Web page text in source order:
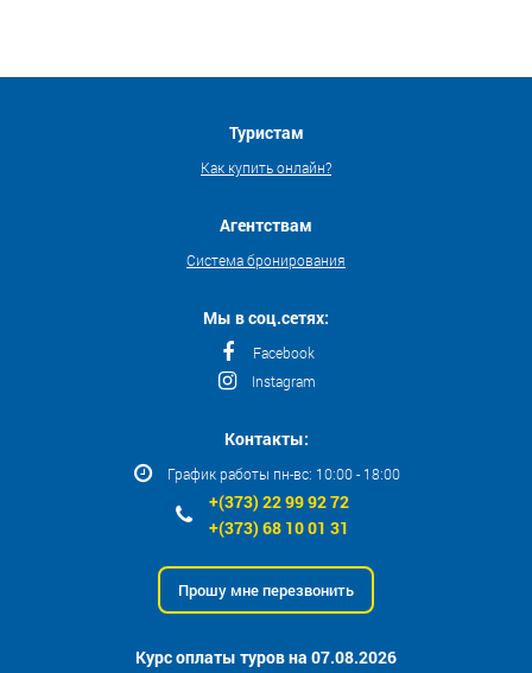
Туристам
Как купить онлайн?
Агентствам
Система бронирования
Мы в соц.сетях:
Facebook
Instagram
Контакты:
График работы пн-вс: 10:00 - 18:00
+(373) 22 99 92 72
+(373) 68 10 01 31
Прошу мне перезвонить
Курс оплаты туров на 07.08.2026